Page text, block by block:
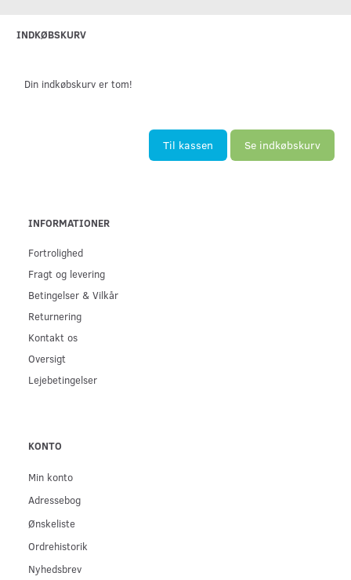
INDKØBSKURV
Din indkøbskurv er tom!
Til kassen Se indkøbskurv
INFORMATIONER
Fortrolighed
Fragt og levering
Betingelser & Vilkår
Returnering
Kontakt os
Oversigt
Lejebetingelser
KONTO
Min konto
Adressebog
Ønskeliste
Ordrehistorik
Nyhedsbrev